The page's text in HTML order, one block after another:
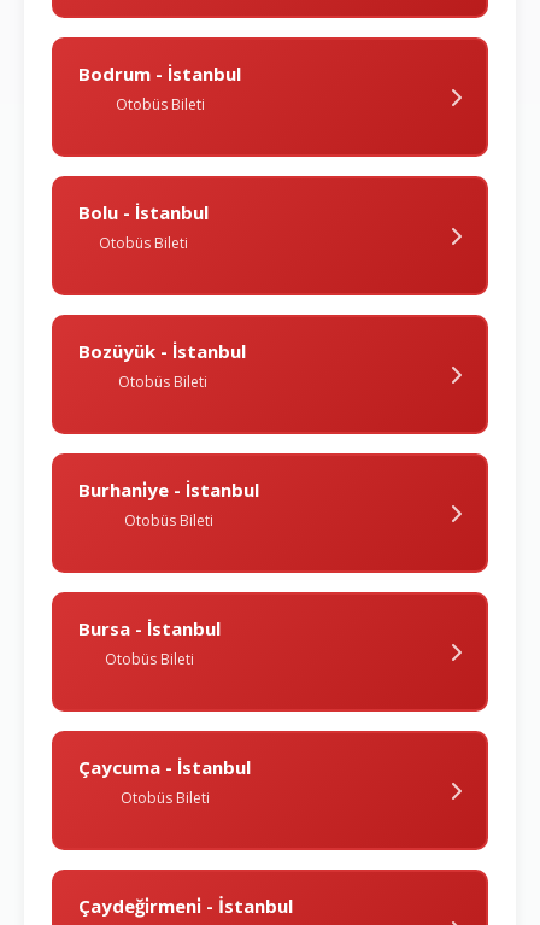
Bodrum - İstanbul
Otobüs Bileti
Bolu - İstanbul
Otobüs Bileti
Bozüyük - İstanbul
Otobüs Bileti
Burhani̇ye - İstanbul
Otobüs Bileti
Bursa - İstanbul
Otobüs Bileti
Çaycuma - İstanbul
Otobüs Bileti
Çaydeği̇rmeni̇ - İstanbul